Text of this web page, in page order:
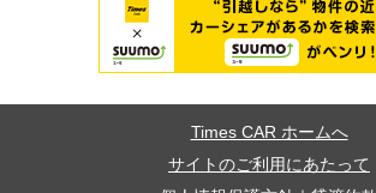
Times CAR ホームへ
サイトのご利用にあたって